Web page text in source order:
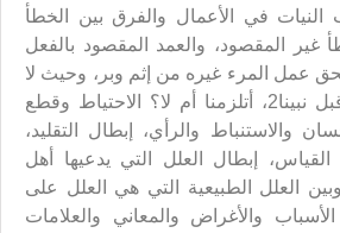
في الأعمال والفرق بين الخطأ
غير المقصود، والعمد المقصود بالفعل
عمل المرء غيره من إثم وبر، وحيث لا
يلحق، شرائع الأنبياء قبل نبينا2، أتلزمنا أم لا؟ الاحتياط وقطع
والاستنباط والرأي، إبطال التقليد،
إبطال العلل التي يدعيها أهل
العلل الطبيعية التي هي العلل على
والأغراض والمعاني والعلامات